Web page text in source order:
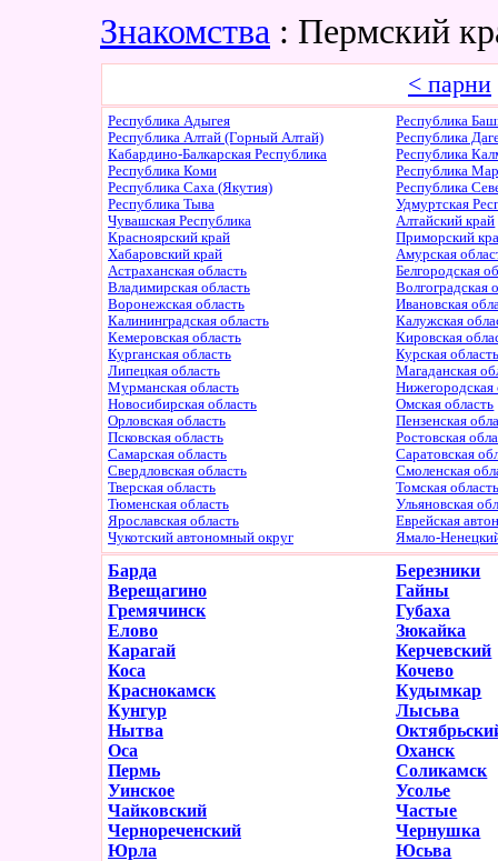
Знакомства : Пермский
< парни
Республика Адыгея
Республика
Республика Алтай (Горный Алтай)
Республика
Кабардино-Балкарская Республика
Республика
Республика Коми
Республика
Республика Саха (Якутия)
Республика
Республика Тыва
Удмуртская
Чувашская Республика
Алтайский край
Красноярский край
Приморский
Хабаровский край
Амурская
Астраханская область
Белгородская
Владимирская область
Волгоградская
Воронежская область
Ивановская
Калининградская область
Калужская
Кемеровская область
Кировская
Курганская область
Курская
Липецкая область
Магаданская
Мурманская область
Нижегородская
Новосибирская область
Омская область
Орловская область
Пензенская
Псковская область
Ростовская
Самарская область
Саратовская
Свердловская область
Смоленская
Тверская область
Томская
Тюменская область
Ульяновская
Ярославская область
Еврейская
Чукотский автономный округ
Ямало-
Барда
Березники
Верещагино
Гайны
Гремячинск
Губаха
Елово
Зюкайка
Карагай
Керчевский
Коса
Кочево
Краснокамск
Кудымкар
Кунгур
Лысьва
Нытва
Оса
Оханск
Пермь
Соликамск
Уинское
Усолье
Чайковский
Частые
Чернореченский
Чернушка
Юрла
Юсьва